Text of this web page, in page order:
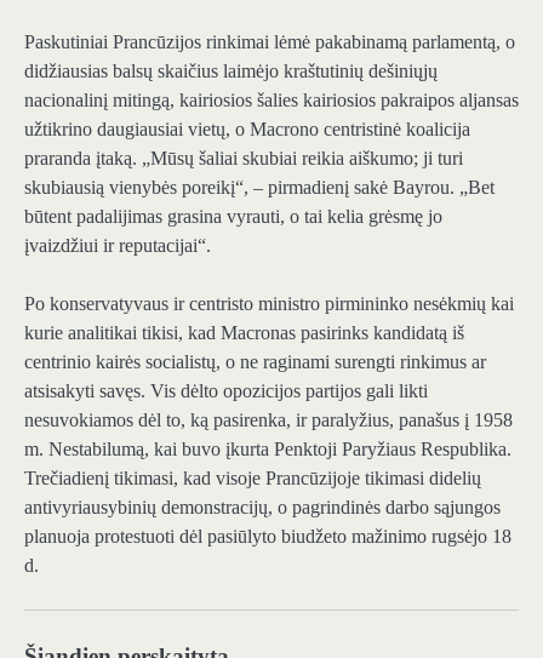
Paskutiniai Prancūzijos rinkimai lėmė pakabinamą parlamentą, o
didžiausias balsų skaičius laimėjo kraštutinių dešiniųjų
nacionalinį mitingą, kairiosios šalies kairiosios pakraipos aljansas
užtikrino daugiausiai vietų, o Macrono centristinė koalicija
praranda įtaką. „Mūsų šaliai skubiai reikia aiškumo; ji turi
skubiausią vienybės poreikį“, – pirmadienį sakė Bayrou. „Bet
būtent padalijimas grasina vyrauti, o tai kelia grėsmę jo
įvaizdžiui ir reputacijai“.
Po konservatyvaus ir centristo ministro pirmininko nesėkmių kai
kurie analitikai tikisi, kad Macronas pasirinks kandidatą iš
centrinio kairės socialistų, o ne raginami surengti rinkimus ar
atsisakyti savęs. Vis dėlto opozicijos partijos gali likti
nesuvokiamos dėl to, ką pasirenka, ir paralyžius, panašus į 1958
m. Nestabilumą, kai buvo įkurta Penktoji Paryžiaus Respublika.
Trečiadienį tikimasi, kad visoje Prancūzijoje tikimasi didelių
antivyriausybinių demonstracijų, o pagrindinės darbo sąjungos
planuoja protestuoti dėl pasiūlyto biudžeto mažinimo rugsėjo 18
d.